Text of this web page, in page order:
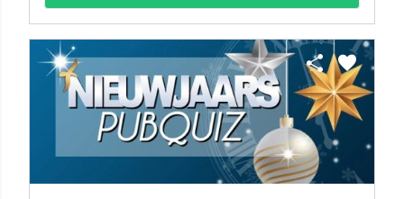
share favorite